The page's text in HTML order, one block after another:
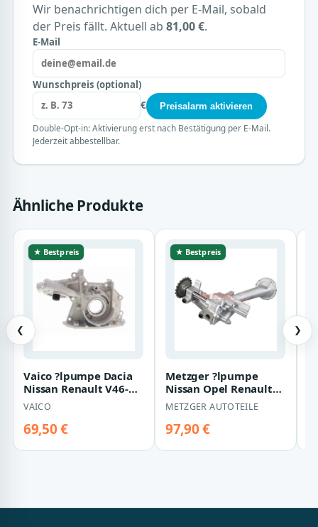
Wir benachrichtigen dich per E-Mail, sobald
der Preis fällt. Aktuell ab 81,00 €.
E-Mail
Wunschpreis (optional)
€
Preisalarm aktivieren
Double-Opt-in: Aktivierung erst nach Bestätigung per E-Mail.
Jederzeit abbestellbar.
Ähnliche Produkte
❮
★ Bestpreis
Vaico ?lpumpe Dacia
Nissan Renault V46-
0726
VAICO
69,50 €
★ Bestpreis
Metzger ?lpumpe
Nissan Opel Renault
Suzuki
METZGER AUTOTEILE
97,90 €
❯